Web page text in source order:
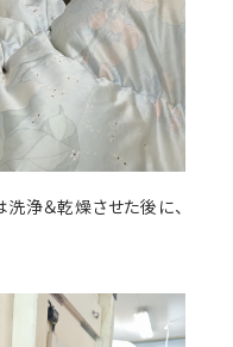
浄＆乾燥させた後に、